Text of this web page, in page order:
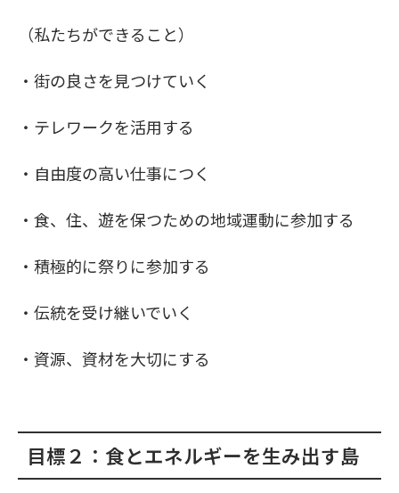
（私たちができること）
・街の良さを見つけていく
・テレワークを活用する
・自由度の高い仕事につく
・食、住、遊を保つための地域運動に参加する
・積極的に祭りに参加する
・伝統を受け継いでいく
・資源、資材を大切にする
目標２：食とエネルギーを生み出す島